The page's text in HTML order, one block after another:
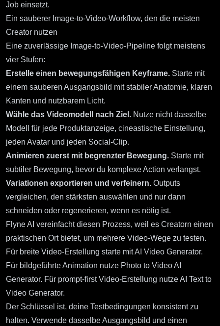
Job einsetzt.
Ein sauberer Image-to-Video-Workflow, den die meisten
Creator nutzen
Eine zuverlässige Image-to-Video-Pipeline folgt meistens
vier Stufen:
Erstelle einen bewegungsfähigen Keyframe. Starte mit
einem sauberen Ausgangsbild mit stabiler Anatomie, klaren
Kanten und nutzbarem Licht.
Wähle das Videomodell nach Ziel. Nutze nicht dasselbe
Modell für jede Produktanzeige, cineastische Einstellung,
jeden Avatar und jeden Social-Clip.
Animieren zuerst mit begrenzter Bewegung. Starte mit
subtiler Bewegung, bevor du komplexe Action verlangst.
Variationen exportieren und verfeinern. Outputs
vergleichen, den stärksten auswählen und nur dann
schneiden oder regenerieren, wenn es nötig ist.
Flyne AI vereinfacht diesen Prozess, weil es Creatorn einen
praktischen Ort bietet, um mehrere Video-Wege zu testen.
Für breite Video-Erstellung starte mitAI Video Generator.
Für bildgeführte Animation nutze Photo to Video AI
Generator. Für prompt-first Video-Erstellung nutzeAI Text to
Video Generator.
Der Schlüssel ist, deine Testbedingungen konsistent zu
halten. Verwende dasselbe Ausgangsbild und einen